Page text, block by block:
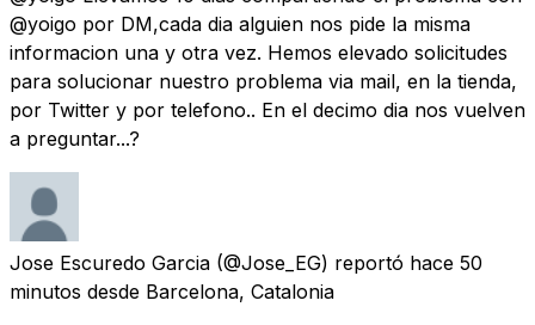
@yoigo por DM,cada dia alguien nos pide la misma
informacion una y otra vez. Hemos elevado solicitudes
para solucionar nuestro problema via mail, en la tienda,
por Twitter y por telefono.. En el decimo dia nos vuelven
a preguntar...?
Jose Escuredo Garcia (@Jose_EG) reportó hace 50
minutos desde Barcelona, Catalonia